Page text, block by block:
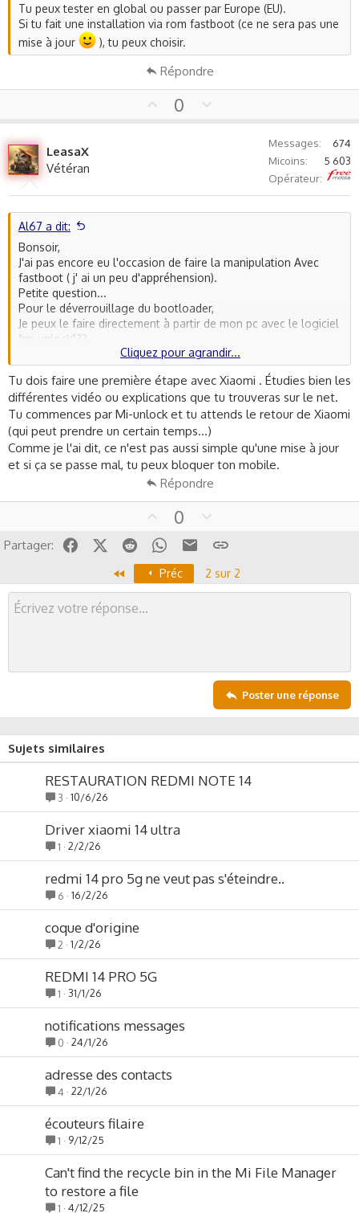
Tu peux tester en global ou passer par Europe (EU).
Si tu fait une installation via rom fastboot (ce ne sera pas une
mise à jour
), tu peux choisir.
Répondre
e
0
o
t
LeasaX
Vétéran
Messages
674
Micoins
5 603
Opérateur
Al67 a dit:
Bonsoir,
J'ai pas encore eu l'occasion de faire la manipulation Avec
fastboot ( j' ai un peu d'appréhension).
Petite question...
Pour le déverrouillage du bootloader,
Je peux le faire directement à partir de mon pc avec le logiciel
"mi unlock"??
Ou je dois d'abord passer par l'approbation Xiaomi community
?
Merci encore.
Très bonne semaine.
Cliquez pour agrandir...
Tu dois faire une première étape avec Xiaomi . Étudies bien les
différentes vidéo ou explications que tu trouveras sur le net.
Tu commences par Mi-unlock et tu attends le retour de Xiaomi
(qui peut prendre un certain temps...)
Comme je l'ai dit, ce n'est pas aussi simple qu'une mise à jour
et si ça se passe mal, tu peux bloquer ton mobile.
Répondre
p
v
o
t
0
w
n
v
Partager: FacebookX (Twitter)
Reddit WhatsApp
Email
PremierPréc 2 sur 2
Poster une réponse
Sujets similaires
RESTAURATION REDMI NOTE 14
3 10/6/26
Driver xiaomi 14 ultra
1 2/2/26
redmi 14 pro 5g ne veut pas s'éteindre..
6 16/2/26
coque d'origine
2 1/2/26
REDMI 14 PRO 5G
1 31/1/26
notifications messages
0 24/1/26
adresse des contacts
4 22/1/26
écouteurs filaire
1 9/12/25
Can't find the recycle bin in the Mi File Manager
to restore a file
1 4/12/25